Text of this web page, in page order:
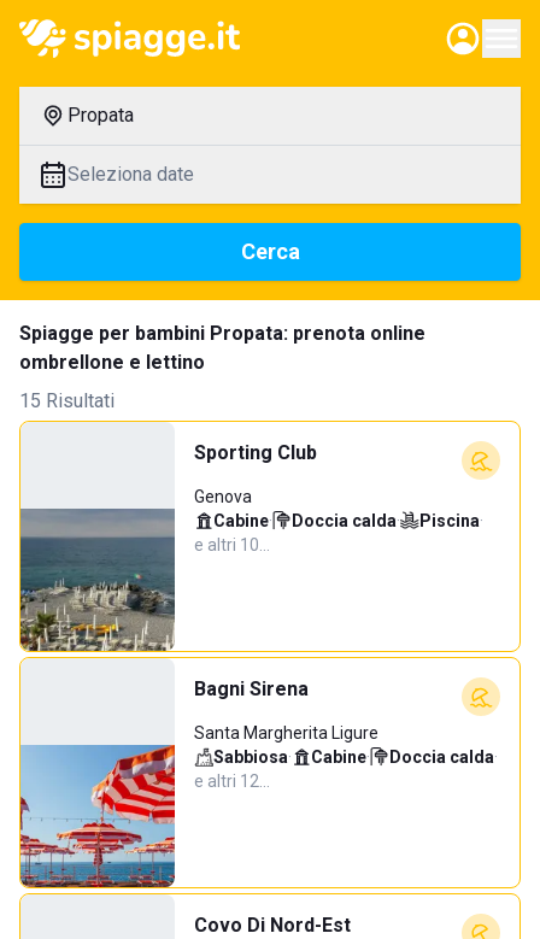
Propata
Seleziona date
Cerca
Spiagge per bambini Propata: prenota online
ombrellone e lettino
15 Risultati
Sporting Club
Genova
Cabine· Doccia calda· Piscina·
e altri 10…
Bagni Sirena
Santa Margherita Ligure
Sabbiosa· Cabine· Doccia calda·
e altri 12…
Covo Di Nord-Est